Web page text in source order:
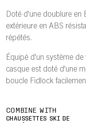
Doté d'une doublure en
extérieure en ABS
répétés.
Équipé d'un système de
casque est doté d'une
boucle Fidlock
COMBINE WITH
CHAUSSETTES SKI DE